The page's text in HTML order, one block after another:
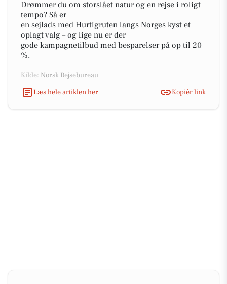
Drømmer du om storslået natur og en rejse i roligt
tempo? Så er
en sejlads med Hurtigruten langs Norges kyst et
oplagt valg – og lige nu er der
gode kampagnetilbud med besparelser på op til 20
%.
Kilde: Norsk Rejsebureau
Læs hele artiklen her
Kopiér link